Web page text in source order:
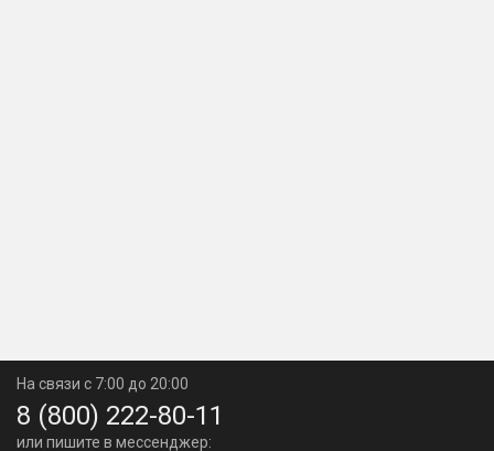
На связи с 7:00 до 20:00
8 (800) 222-80-11
или пишите в мессенджер: